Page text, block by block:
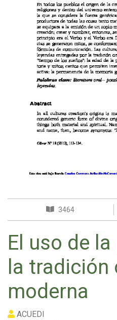
3464
El uso de
la tradición
moderna
ACUEDI